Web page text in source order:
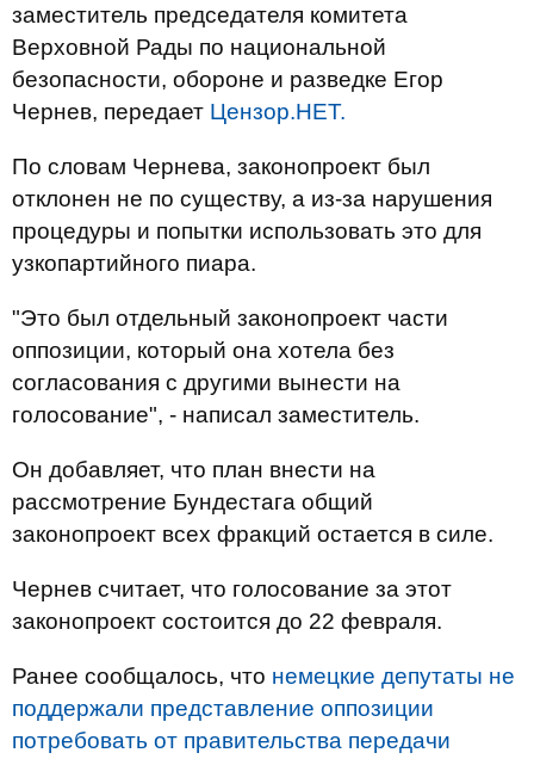
заместитель председателя комитета
Верховной Рады по национальной
безопасности, обороне и разведке Егор
Чернев, передает Цензор.НЕТ.
По словам Чернева, законопроект был
отклонен не по существу, а из-за нарушения
процедуры и попытки использовать это для
узкопартийного пиара.
"Это был отдельный законопроект части
оппозиции, который она хотела без
согласования с другими вынести на
голосование", - написал заместитель.
Он добавляет, что план внести на
рассмотрение Бундестага общий
законопроект всех фракций остается в силе.
Чернев считает, что голосование за этот
законопроект состоится до 22 февраля.
Ранее сообщалось, что немецкие депутаты не
поддержали представление оппозиции
потребовать от правительства передачи